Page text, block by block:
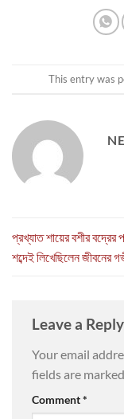
This entry was
প্রখ্যাত শায়ের বশীর বদ্রের
শব্দেই লিখেছিলেন জীবনের
Leave a Reply
Your email
fields are marked
Comment*